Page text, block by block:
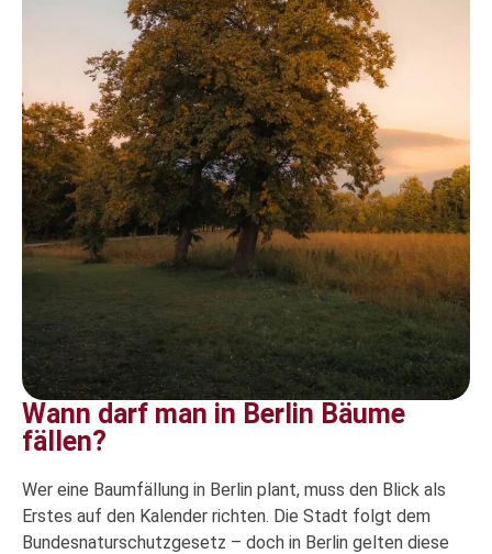
Wann darf man in Berlin Bäume
fällen?
Wer eine Baumfällung in Berlin plant, muss den Blick als
Erstes auf den Kalender richten. Die Stadt folgt dem
Bundesnaturschutzgesetz – doch in Berlin gelten diese